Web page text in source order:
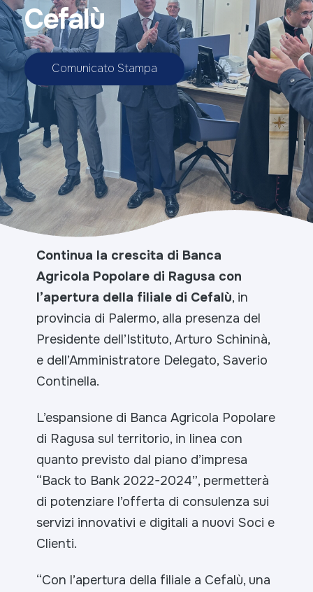
Cefalù
Comunicato Stampa
Continua la crescita di Banca
Agricola Popolare di Ragusa con
l’apertura della filiale di Cefalù, in
provincia di Palermo, alla presenza del
Presidente dell’Istituto, Arturo Schininà,
e dell’Amministratore Delegato, Saverio
Continella.
L’espansione di Banca Agricola Popolare
di Ragusa sul territorio, in linea con
quanto previsto dal piano d’impresa
“Back to Bank 2022-2024”, permetterà
di potenziare l’offerta di consulenza sui
servizi innovativi e digitali a nuovi Soci e
Clienti.
“Con l’apertura della filiale a Cefalù, una